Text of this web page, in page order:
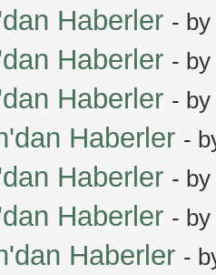
Haberler - by
Haberler - by
Haberler - by
Haberler -
Haberler - by
Haberler - by
Haberler -